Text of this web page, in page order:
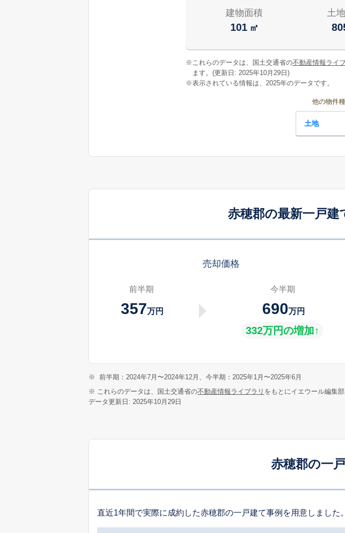
建物面積
101 ㎡
土
※ これらのデータは、国土交通省の不動産情報ライ
ます。(更新日: 2025年10月29日)
※表示されている情報は、2025年のデータです。
他の物件
土地
赤穂郡の最新一戸建
売却価格
前半期
357万円
今半期
690万円
332万円の増加↑
※
前半期：2024年7月〜2024年12月、今半期：2025年1月〜2025年6月
※ これらのデータは、国土交通省の不動産情報ライブラリ をもとにイエウール編集部
データ更新日: 2025年10月29日
赤穂郡の一
直近1年間で実際に成約した赤穂郡の一戸建て事例を用意しました